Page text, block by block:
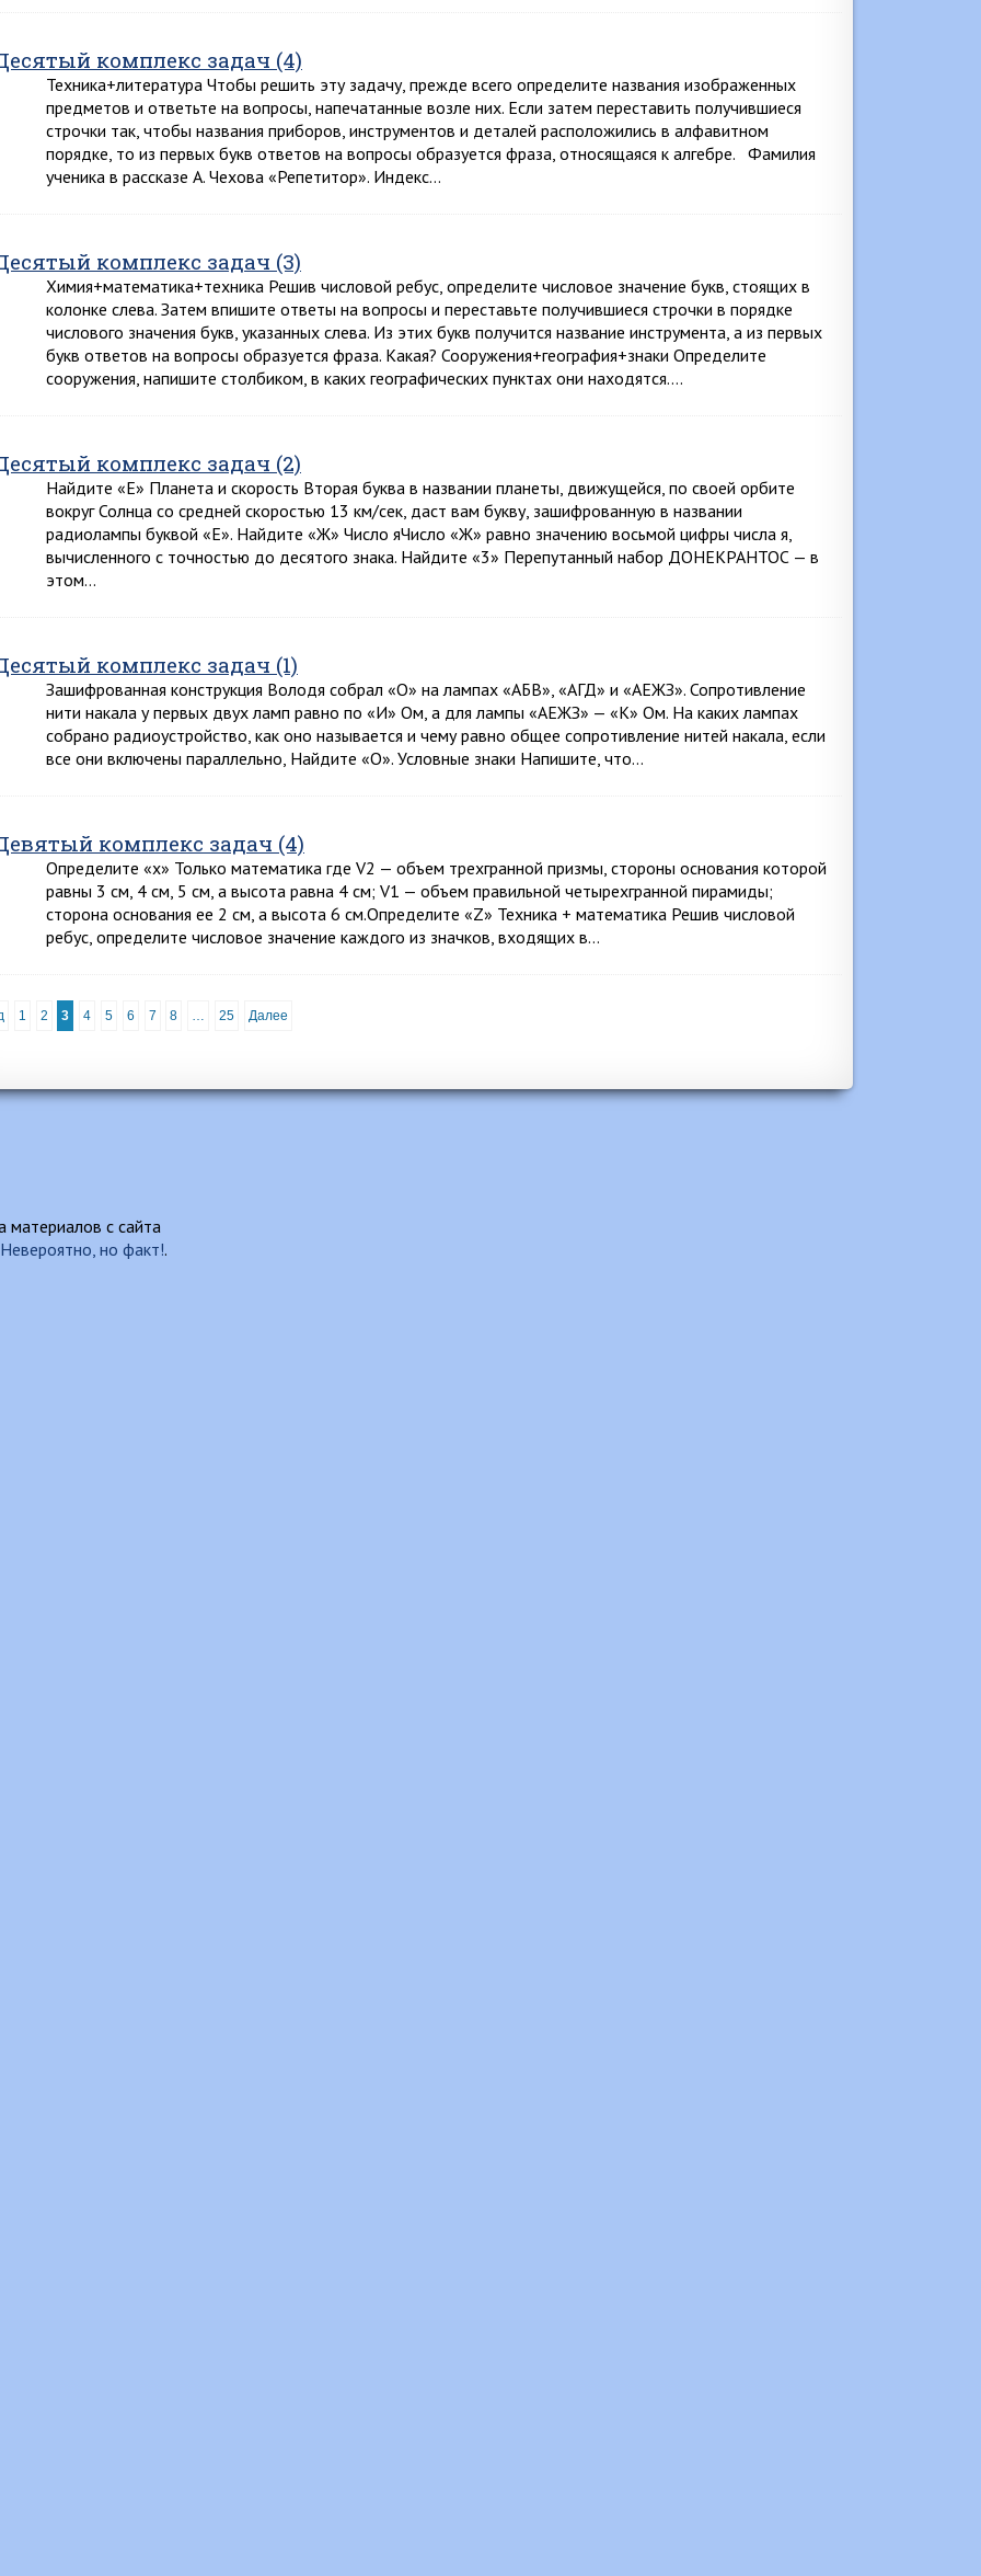
комплекс задач (4)
Техника+литература Чтобы решить эту задачу, прежде всего определите названия изображенных
предметов и ответьте на вопросы, напечатанные возле них. Если затем переставить получившиеся
строчки так, чтобы названия приборов, инструментов и деталей расположились в алфавитном
порядке, то из первых букв ответов на вопросы образуется фраза, относящаяся к алгебре. Фамилия
ученика в рассказе А. Чехова «Репетитор». Индекс…
комплекс задач (3)
Химия+математика+техника Решив числовой ребус, определите числовое значение букв, стоящих в
колонке слева. Затем впишите ответы на вопросы и переставьте получившиеся строчки в порядке
числового значения букв, указанных слева. Из этих букв получится название инструмента, а из первых
букв ответов на вопросы образуется фраза. Какая? Сооружения+география+знаки Определите
сооружения, напишите столбиком, в каких географических пунктах они находятся….
комплекс задач (2)
Найдите «Е» Планета и скорость Вторая буква в названии планеты, движущейся, по своей орбите
вокруг Солнца со средней скоростью 13 км/сек, даст вам букву, зашифрованную в названии
радиолампы буквой «Е». Найдите «Ж» Число яЧисло «Ж» равно значению восьмой цифры числа я,
вычисленного с точностью до десятого знака. Найдите «3» Перепутанный набор ДОНЕКРАНТОС — в
этом…
комплекс задач (1)
Зашифрованная конструкция Володя собрал «О» на лампах «АБВ», «АГД» и «АЕЖЗ». Сопротивление
нити накала у первых двух ламп равно по «И» Ом, а для лампы «АЕЖЗ» — «К» Ом. На каких лампах
собрано радиоустройство, как оно называется и чему равно общее сопротивление нитей накала, если
все они включены параллельно, Найдите «О». Условные знаки Напишите, что…
комплекс задач (4)
Определите «х» Только математика где V2 — объем трехгранной призмы, стороны основания которой
равны 3 см, 4 см, 5 см, а высота равна 4 см; V1 — объем правильной четырехгранной пирамиды;
сторона основания ее 2 см, а высота 6 см.Определите «Z» Техника + математика Решив числовой
ребус, определите числовое значение каждого из значков, входящих в…
1 2 3 4 5 6 7 8 … 25 Далее
с сайта
Невероятно, но факт!.